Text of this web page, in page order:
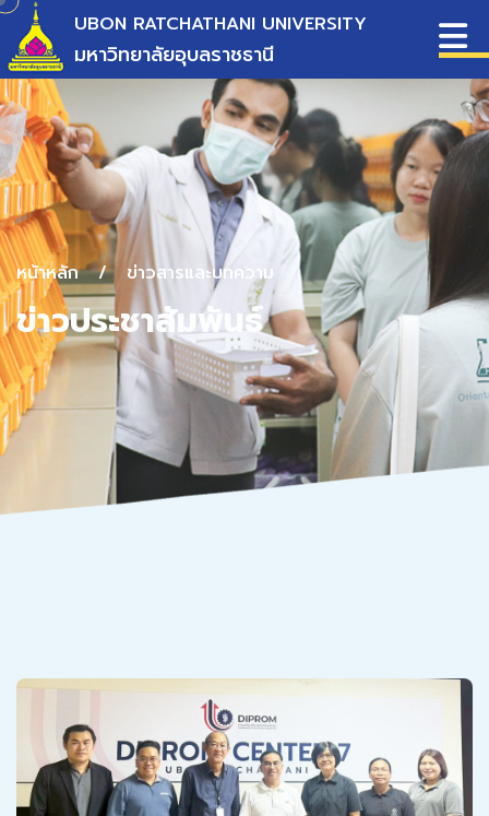
UBON RATCHATHANI UNIVERSITY
มหาวิทยาลัยอุบลราชธานี
หน้าหลัก / ข่าวสารและบทความ
ข่าวประชาสัมพันธ์